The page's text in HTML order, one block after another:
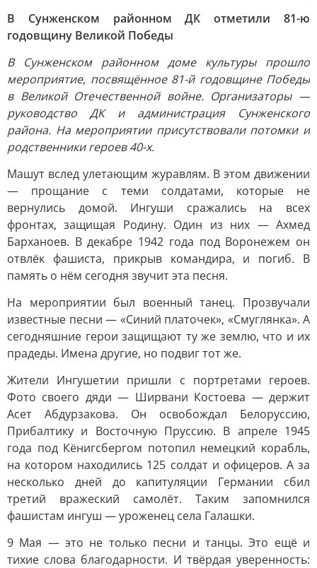
В Сунженском районном ДК отметили 81-ю
годовщину Великой Победы
В Сунженском районном доме культуры прошло
мероприятие, посвящённое 81-й годовщине Победы
в Великой Отечественной войне. Организаторы —
руководство ДК и администрация Сунженского
района. На мероприятии присутствовали потомки и
родственники героев 40-х.
Машут вслед улетающим журавлям. В этом движении
— прощание с теми солдатами, которые не
вернулись домой. Ингуши сражались на всех
фронтах, защищая Родину. Один из них — Ахмед
Барханоев. В декабре 1942 года под Воронежем он
отвлёк фашиста, прикрыв командира, и погиб. В
память о нём сегодня звучит эта песня.
На мероприятии был военный танец. Прозвучали
известные песни — «Синий платочек», «Смуглянка». А
сегодняшние герои защищают ту же землю, что и их
прадеды. Имена другие, но подвиг тот же.
Жители Ингушетии пришли с портретами героев.
Фото своего дяди — Ширвани Костоева — держит
Асет Абдурзакова. Он освобождал Белоруссию,
Прибалтику и Восточную Пруссию. В апреле 1945
года под Кёнигсбергом потопил немецкий корабль,
на котором находились 125 солдат и офицеров. А за
несколько дней до капитуляции Германии сбил
третий вражеский самолёт. Таким запомнился
фашистам ингуш — уроженец села Галашки.
9 Мая — это не только песни и танцы. Это ещё и
тихие слова благодарности. И твёрдая уверенность: